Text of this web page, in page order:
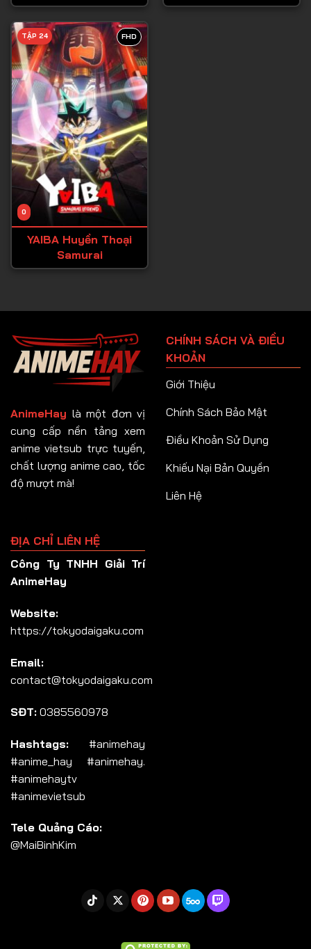
FHD
0
TẬP 24
YAIBA Huyền Thoại
Samurai
AnimeHay là một đơn vị
cung cấp nền tảng xem
anime vietsub trực tuyến,
chất lượng anime cao, tốc
độ mượt mà!
CHÍNH SÁCH VÀ ĐIỀU
KHOẢN
Giới Thiệu
Chính Sách Bảo Mật
Điều Khoản Sử Dụng
Khiếu Nại Bản Quyền
Liên Hệ
ĐỊA CHỈ LIÊN HỆ
Công Ty TNHH Giải Trí
AnimeHay
Website:
https://tokyodaigaku.com
Email:
contact@tokyodaigaku.com
SĐT: 0385560978
Hashtags: #animehay
#anime_hay #animehay.
#animehaytv
#animevietsub
Tele Quảng Cáo:
@MaiBinhKim